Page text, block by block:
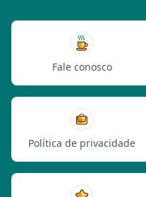
Fale conosco
Política de privacidade